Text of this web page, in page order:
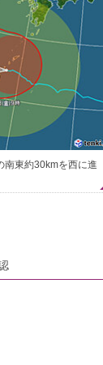
南東約30kmを西に進